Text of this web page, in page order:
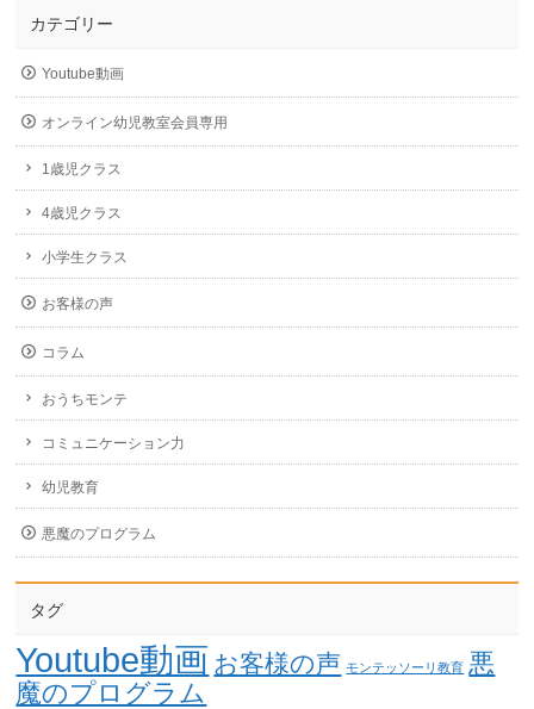
カテゴリー
Youtube動画
オンライン幼児教室会員専用
1歳児クラス
4歳児クラス
小学生クラス
お客様の声
コラム
おうちモンテ
コミュニケーション力
幼児教育
悪魔のプログラム
タグ
Youtube動画 お客様の声 モンテッソーリ教育 悪
魔のプログラム